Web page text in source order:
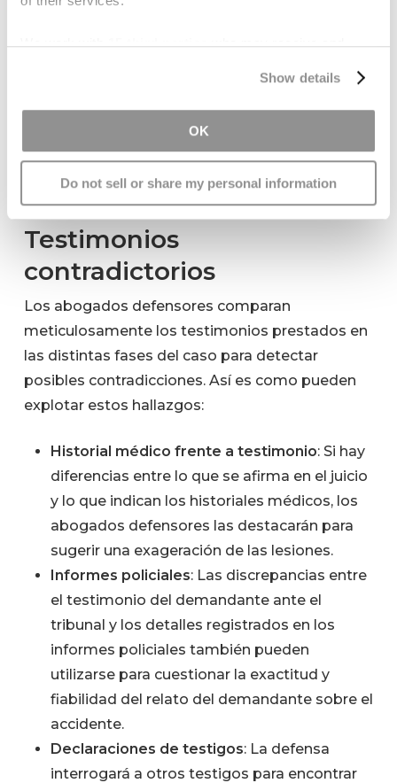
We work with15 third partieswho may receive and
Show details
OK
Do not sell or share my personal information
pretende predisponer al jurado pintando
abogados defensores a menudo cuestionan
la credibilidad de los peritos médicos
discutiendo posibles sesgos o errores en el
análisis del perito o presentando opiniones
contradictorias de otros peritos.
Testimonios
contradictorios
Los abogados defensores comparan
meticulosamente los testimonios prestados en
las distintas fases del caso para detectar
posibles contradicciones. Así es como pueden
explotar estos hallazgos:
Historial médico frente a testimonio: Si hay
diferencias entre lo que se afirma en el juicio
y lo que indican los historiales médicos, los
abogados defensores las destacarán para
sugerir una exageración de las lesiones.
Informes policiales: Las discrepancias entre
el testimonio del demandante ante el
tribunal y los detalles registrados en los
informes policiales también pueden
utilizarse para cuestionar la exactitud y
fiabilidad del relato del demandante sobre el
accidente.
Declaraciones de testigos: La defensa
interrogará a otros testigos para encontrar